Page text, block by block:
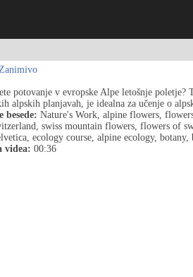
potovanje v evropske Alpe letošnje poletje?
alpskih planjavah, je idealna za učenje o
besede: Nature's Work, alpine flowers,
swiss mountain flowers, flowers of
ecology course, alpine ecology, botany,
videa: 00:36